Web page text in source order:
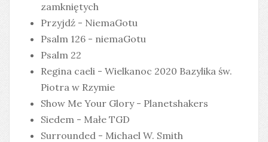
zamkniętych
Przyjdź - NiemaGotu
Psalm 126 - niemaGotu
Psalm 22
Regina caeli - Wielkanoc 2020 Bazylika św.
Piotra w Rzymie
Show Me Your Glory - Planetshakers
Siedem - Małe TGD
Surrounded - Michael W. Smith